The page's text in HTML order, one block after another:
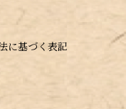
に基づく表記